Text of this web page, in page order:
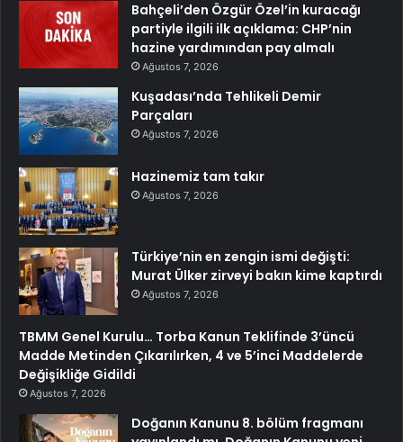
Bahçeli’den Özgür Özel’in kuracağı
partiyle ilgili ilk açıklama: CHP’nin
hazine yardımından pay almalı
Ağustos 7, 2026
Kuşadası’nda Tehlikeli Demir
Parçaları
Ağustos 7, 2026
Hazinemiz tam takır
Ağustos 7, 2026
Türkiye’nin en zengin ismi değişti:
Murat Ülker zirveyi bakın kime kaptırdı
Ağustos 7, 2026
TBMM Genel Kurulu… Torba Kanun Teklifinde 3’üncü
Madde Metinden Çıkarılırken, 4 ve 5’inci Maddelerde
Değişikliğe Gidildi
Ağustos 7, 2026
Doğanın Kanunu 8. bölüm fragmanı